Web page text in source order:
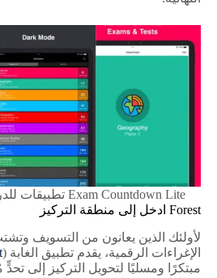
Exam Countdown Lite تطبيقات للدراسة أون لاين
Forest ادخل إلى منطقة التركيز
لأولئك الذين يعانون من التسويف
الإغراءات الرقمية، يقدم تطبيق الغابة (
مبتكرًا ومسليًا لتحويل التركيز إلى